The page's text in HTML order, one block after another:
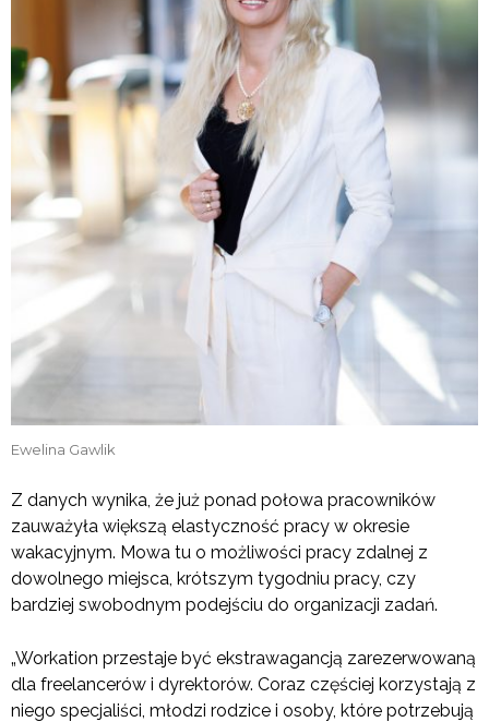
Ewelina Gawlik
Z danych wynika, że już ponad połowa pracowników
zauważyła większą elastyczność pracy w okresie
wakacyjnym. Mowa tu o możliwości pracy zdalnej z
dowolnego miejsca, krótszym tygodniu pracy, czy
bardziej swobodnym podejściu do organizacji zadań.
„Workation przestaje być ekstrawagancją zarezerwowaną
dla freelancerów i dyrektorów. Coraz częściej korzystają z
niego specjaliści, młodzi rodzice i osoby, które potrzebują